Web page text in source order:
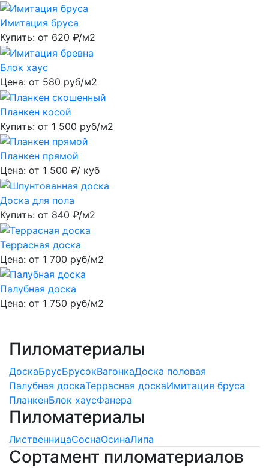
Имитация бруса
Купить: от 620 ₽/м2
Блок хаус
Цена: от 580 руб/м2
Планкен косой
Купить: от 1 500 руб/м2
Планкен прямой
Цена: от 1 500 ₽/ куб
Доска для пола
Купить: от 840 ₽/м2
Террасная доска
Цена: от 1 700 руб/м2
Палубная доска
Цена: от 1 750 руб/м2
Пиломатериалы
ДоскаБрусБрусокВагонкаДоска половая
Палубная доскаТеррасная доскаИмитация бруса
ПланкенБлок хаусФанера
Пиломатериалы
ЛиственницаСоснаОсинаЛипа
Сортамент пиломатериалов